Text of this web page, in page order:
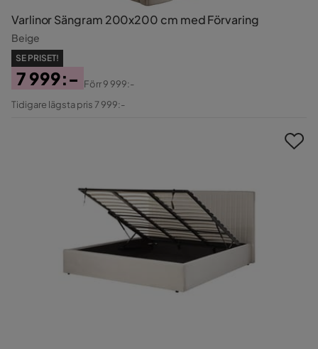
Varlinor Sängram 200x200 cm med Förvaring
Beige
SE PRISET!
Pris
7 999:-
Original
Förr9 999:-
Tidigare lägsta pris 7 999:-